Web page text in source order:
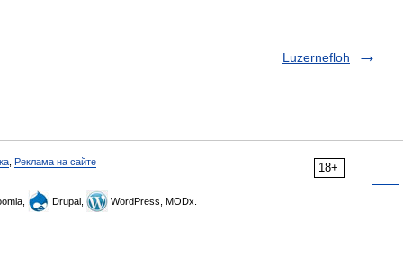
Luzernefloh
18+
Реклама на сайте
Drupal, WordPress, MODx.